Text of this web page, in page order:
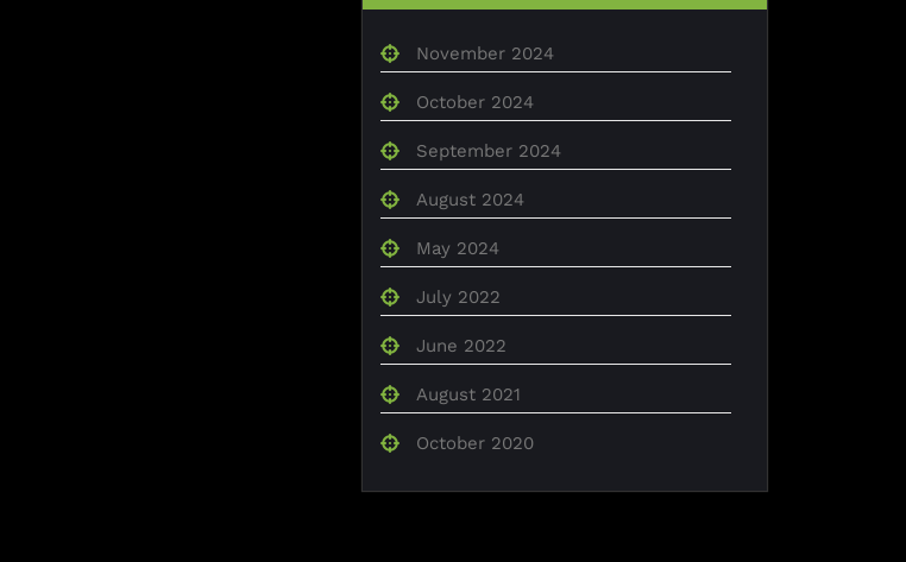
November 2024
October 2024
September 2024
August 2024
May 2024
July 2022
June 2022
August 2021
October 2020